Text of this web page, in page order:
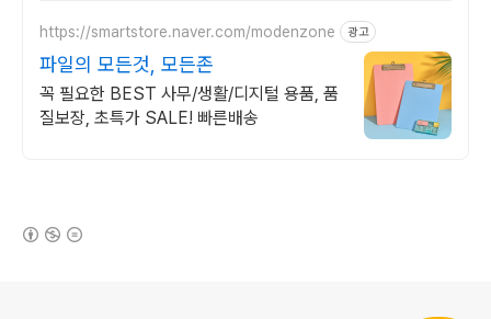
https://smartstore.naver.com/modenzone 광고
파일의 모든것, 모든존
꼭 필요한 BEST 사무/생활/디지털 용품, 품
질보장, 초특가 SALE! 빠른배송